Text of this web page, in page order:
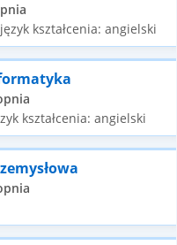
kształcenia: angielski
kształcenia: angielski